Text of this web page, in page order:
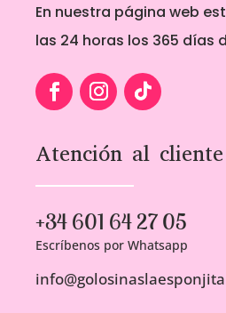
En nuestra página web
las 24 horas los 365 días
Atención al cliente
+34 601 64 27 05
Escríbenos por Whatsapp